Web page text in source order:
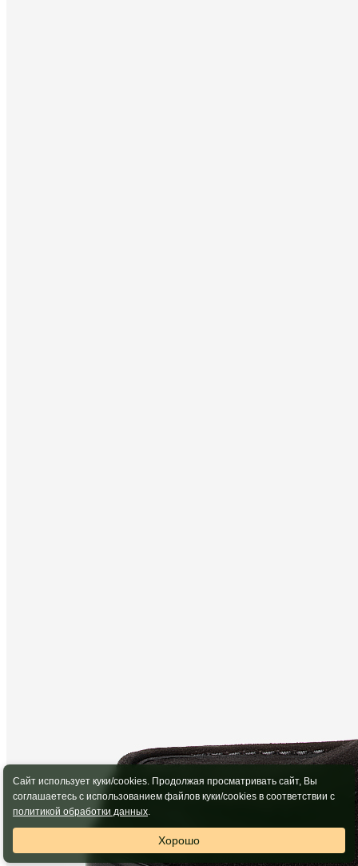
Сайт использует куки/cookies. Продолжая просматривать сайт, Вы
соглашаетесь с использованием файлов куки/cookies в соответствии с
политикой обработки данных.
Хорошо